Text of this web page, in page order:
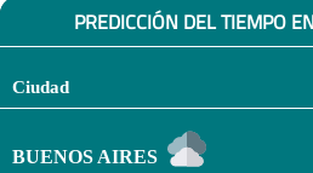
PREDICCIÓN DEL TIEMPO
Ciudad
BUENOS AIRES